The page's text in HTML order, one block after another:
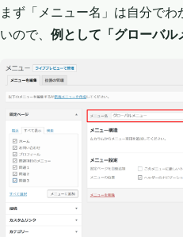
まず「メニュー名」は自分で
いので、 例として「グローバル